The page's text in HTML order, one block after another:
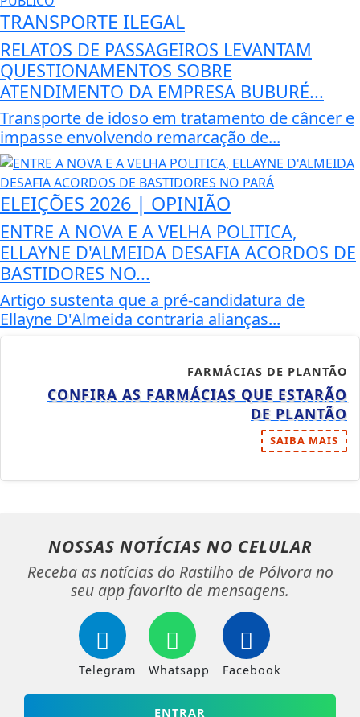
TRANSPORTE ILEGAL
RELATOS DE PASSAGEIROS LEVANTAM
QUESTIONAMENTOS SOBRE
ATENDIMENTO DA EMPRESA BUBURÉ...
Transporte de idoso em tratamento de câncer e
impasse envolvendo remarcação de...
ELEIÇÕES 2026 | OPINIÃO
ENTRE A NOVA E A VELHA POLITICA,
ELLAYNE D'ALMEIDA DESAFIA ACORDOS DE
BASTIDORES NO...
Artigo sustenta que a pré-candidatura de
Ellayne D'Almeida contraria alianças...
FARMÁCIAS DE PLANTÃO
CONFIRA AS FARMÁCIAS QUE ESTARÃO
DE PLANTÃO
SAIBA MAIS
NOSSAS NOTÍCIAS NO CELULAR
Receba as notícias do Rastilho de Pólvora no
seu app favorito de mensagens.
Telegram Whatsapp Facebook
ENTRAR